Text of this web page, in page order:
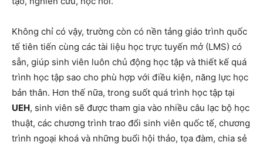
Không chỉ có vậy, trường còn có nền tảng giáo trình quốc
tế tiên tiến cùng các tài liệu học trực tuyến mở (LMS) có
sẵn, giúp sinh viên luôn chủ động học tập và thiết kế quá
trình học tập sao cho phù hợp với điều kiện, năng lực học
bản thân. Hơn thế nữa, trong suốt quá trình học tập tại
UEH, sinh viên sẽ được tham gia vào nhiều câu lạc bộ học
thuật, các chương trình trao đổi sinh viên quốc tế, chương
trình ngoại khoá và những buổi hội thảo, tọa đàm, chia sẻ